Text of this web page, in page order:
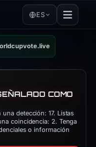
ES
COMO
detección: 17. Listas
coincidencia: 2. Tenga
o información